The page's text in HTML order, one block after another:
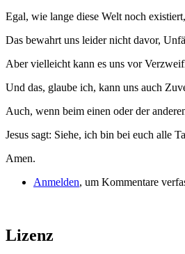
Egal, wie lange diese Welt noch
Das bewahrt uns leider nicht davor,
Aber vielleicht kann es uns vor
Und das, glaube ich, kann uns auch
Auch, wenn beim einen oder der
Jesus sagt: Siehe, ich bin bei euch alle
Amen.
Anmelden, um Kommentare
Lizenz